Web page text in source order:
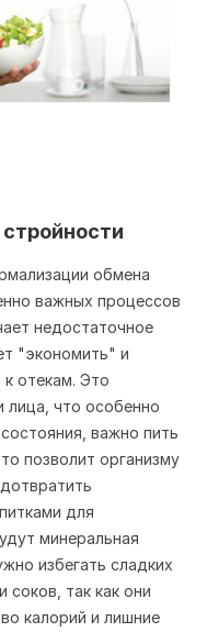
обмена
важных процессов
недостаточное
"экономить" и
отекам. Это
лица, что особенно
важно пить
позволит организму
для
минеральная
избегать сладких
соков, так как они
калорий и лишние